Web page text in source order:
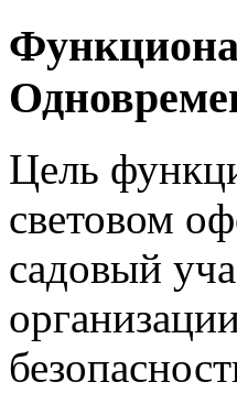
Цель
световом
садовый